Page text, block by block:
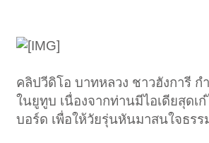
คลิปวีดิโอ บาทหลวง ชาวฮังการี ก
ในยูทูบ เนื่องจากท่านมีไอเดียสุดเก๋
บอร์ด เพื่อให้วัยรุ่นหันมาสนใจธร